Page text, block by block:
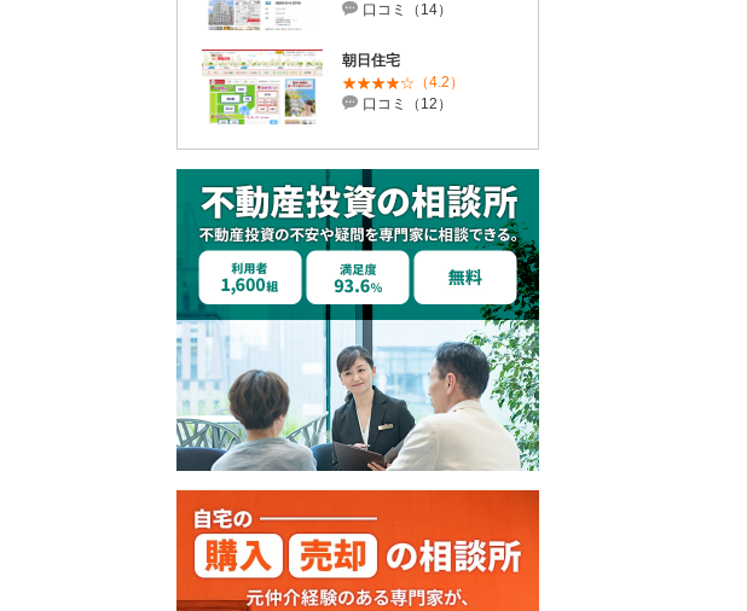
口コミ（14）
朝日住宅
（4.2）
口コミ（12）